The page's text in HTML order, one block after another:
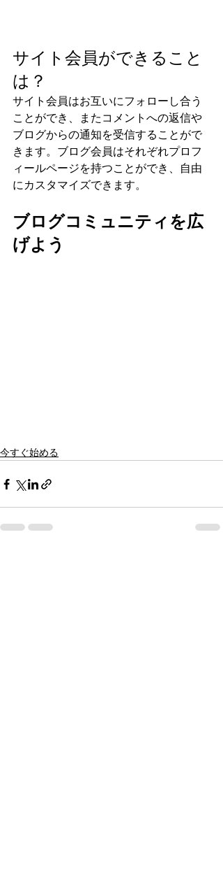
サイト会員ができること
は？
サイト会員はお互いにフォローし合う
ことができ、またコメントへの返信や
ブログからの通知を受信することがで
きます。ブログ会員はそれぞれプロフ
ィールページを持つことができ、自由
にカスタマイズできます。
ブログコミュニティを広
げよう
今すぐ始める